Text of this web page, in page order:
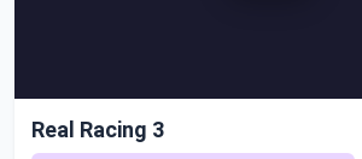
Real Racing 3